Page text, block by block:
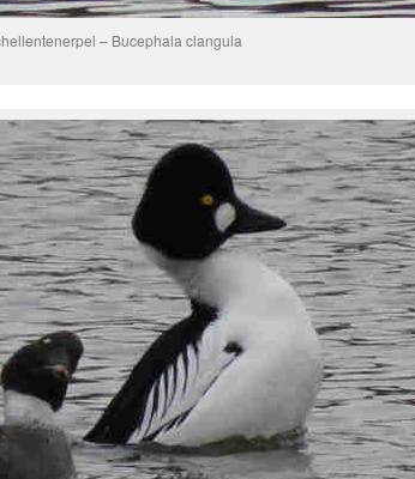
– Bucephala clangula